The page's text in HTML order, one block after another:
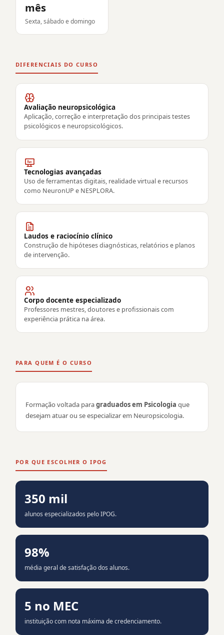
mês
Sexta, sábado e domingo
DIFERENCIAIS DO CURSO
Avaliação neuropsicológica
Aplicação, correção e interpretação dos principais testes
psicológicos e neuropsicológicos.
Tecnologias avançadas
Uso de ferramentas digitais, realidade virtual e recursos
como NeuronUP e NESPLORA.
Laudos e raciocínio clínico
Construção de hipóteses diagnósticas, relatórios e planos
de intervenção.
Corpo docente especializado
Professores mestres, doutores e profissionais com
experiência prática na área.
PARA QUEM É O CURSO
Formação voltada paragraduados em Psicologia que
desejam atuar ou se especializar em Neuropsicologia.
POR QUE ESCOLHER O IPOG
350 mil
alunos especializados pelo IPOG.
98%
média geral de satisfação dos alunos.
5 no MEC
instituição com nota máxima de credenciamento.